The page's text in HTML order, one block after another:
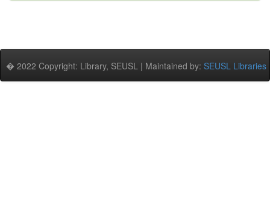
� 2022 Copyright: Library, SEUSL | Maintained by: SEUSL Libraries